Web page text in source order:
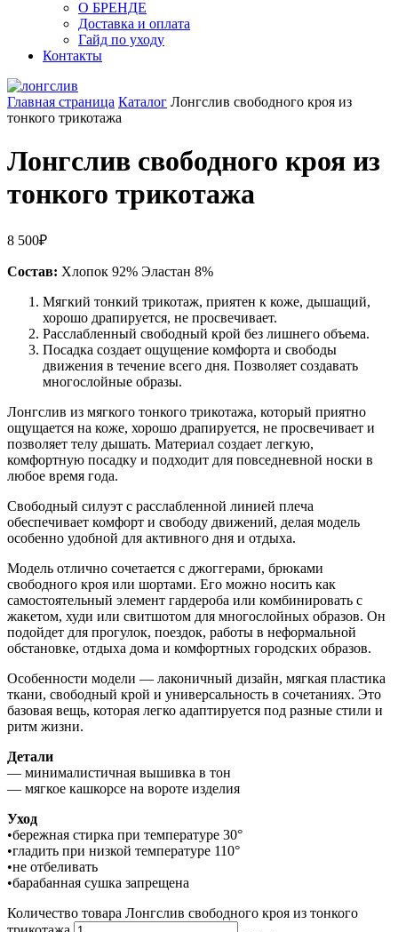
О БРЕНДЕ
Доставка и оплата
Гайд по уходу
Контакты
Главная страница Каталог Лонгслив свободного кроя из
тонкого трикотажа
Лонгслив свободного кроя из
тонкого трикотажа
8 500₽
Состав: Хлопок 92% Эластан 8%
Мягкий тонкий трикотаж, приятен к коже, дышащий,
хорошо драпируется, не просвечивает.
Расслабленный свободный крой без лишнего объема.
Посадка создает ощущение комфорта и свободы
движения в течение всего дня. Позволяет создавать
многослойные образы.
Лонгслив из мягкого тонкого трикотажа, который приятно
ощущается на коже, хорошо драпируется, не просвечивает и
позволяет телу дышать. Материал создает легкую,
комфортную посадку и подходит для повседневной носки в
любое время года.
Свободный силуэт с расслабленной линией плеча
обеспечивает комфорт и свободу движений, делая модель
особенно удобной для активного дня и отдыха.
Модель отлично сочетается с джоггерами, брюками
свободного кроя или шортами. Его можно носить как
самостоятельный элемент гардероба или комбинировать с
жакетом, худи или свитшотом для многослойных образов. Он
подойдет для прогулок, поездок, работы в неформальной
обстановке, отдыха дома и комфортных городских образов.
Особенности модели — лаконичный дизайн, мягкая пластика
ткани, свободный крой и универсальность в сочетаниях. Это
базовая вещь, которая легко адаптируется под разные стили и
ритм жизни.
Детали
— минималистичная вышивка в тон
— мягкое кашкорсе на вороте изделия
Уход
•бережная стирка при температуре 30°
•гладить при низкой температуре 110°
•не отбеливать
•барабанная сушка запрещена
Количество товара Лонгслив свободного кроя из тонкого